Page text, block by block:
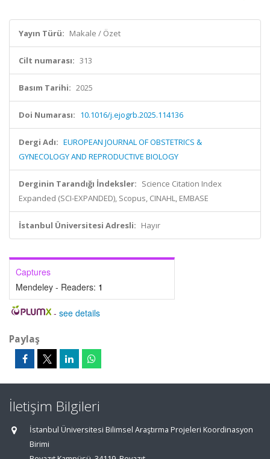
Yayın Türü: Makale / Özet
Cilt numarası: 313
Basım Tarihi: 2025
Doi Numarası: 10.1016/j.ejogrb.2025.114136
Dergi Adı: EUROPEAN JOURNAL OF OBSTETRICS &
GYNECOLOGY AND REPRODUCTIVE BIOLOGY
Derginin Tarandığı İndeksler: Science Citation Index
Expanded (SCI-EXPANDED), Scopus, CINAHL, EMBASE
İstanbul Üniversitesi Adresli: Hayır
Captures
Mendeley - Readers: 1
- see details
Paylaş
İletişim Bilgileri
İstanbul Üniversitesi Bilimsel Araştırma Projeleri Koordinasyon
Birimi